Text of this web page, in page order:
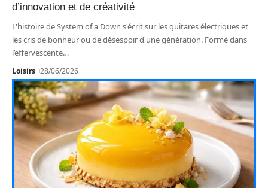
d’innovation et de créativité
L'histoire de System of a Down s'écrit sur les guitares électriques et
les cris de bonheur ou de désespoir d'une génération. Formé dans
l’effervescente…
Loisirs 28/06/2026